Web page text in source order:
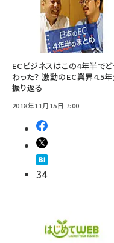
ECビジネスはこの4年半でど
わった？ 激動のEC業界4.5
振り返る
2018年11月15日 7:00
34